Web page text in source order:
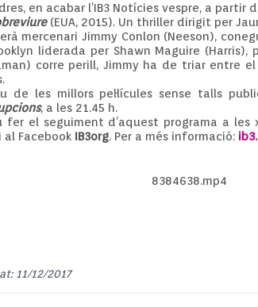
en acabar l’IB3 Notícies vespre, a partir
(EUA, 2015). Un thriller dirigit per
mercenari Jimmy Conlon (Neeson),
liderada per Shawn Maguire
corre perill, Jimmy ha de triar entre
de les millors pel·lícules sense talls
, a les 21.45 h.
fer el seguiment d’aquest programa a
i al Facebook IB3org. Per a més informació:
8384638.mp4
11/12/2017